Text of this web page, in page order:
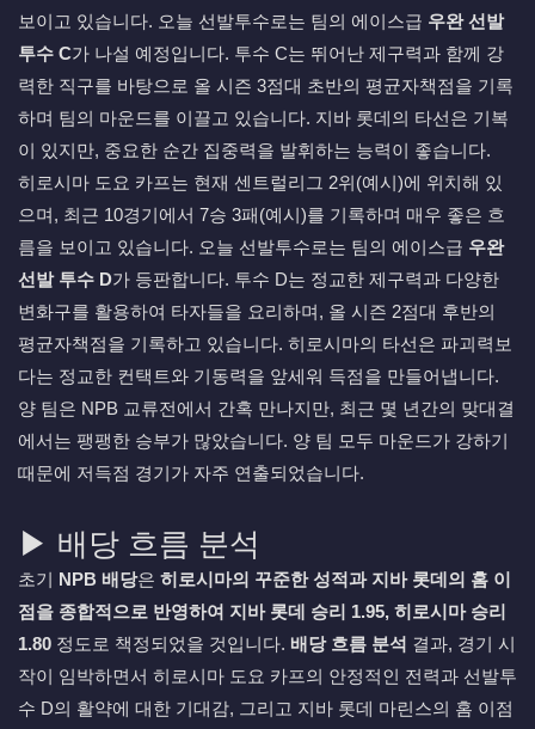
보이고 있습니다. 오늘 선발투수로는 팀의 에이스급 우완 선발
투수 C가 나설 예정입니다. 투수 C는 뛰어난 제구력과 함께 강
력한 직구를 바탕으로 올 시즌 3점대 초반의 평균자책점을 기록
하며 팀의 마운드를 이끌고 있습니다. 지바 롯데의 타선은 기복
이 있지만, 중요한 순간 집중력을 발휘하는 능력이 좋습니다.
히로시마 도요 카프는 현재 센트럴리그 2위(예시)에 위치해 있
으며, 최근 10경기에서 7승 3패(예시)를 기록하며 매우 좋은 흐
름을 보이고 있습니다. 오늘 선발투수로는 팀의 에이스급 우완
선발 투수 D가 등판합니다. 투수 D는 정교한 제구력과 다양한
변화구를 활용하여 타자들을 요리하며, 올 시즌 2점대 후반의
평균자책점을 기록하고 있습니다. 히로시마의 타선은 파괴력보
다는 정교한 컨택트와 기동력을 앞세워 득점을 만들어냅니다.
양 팀은 NPB 교류전에서 간혹 만나지만, 최근 몇 년간의 맞대결
에서는 팽팽한 승부가 많았습니다. 양 팀 모두 마운드가 강하기
때문에 저득점 경기가 자주 연출되었습니다.
▶ 배당 흐름 분석
초기 NPB 배당은 히로시마의 꾸준한 성적과 지바 롯데의 홈 이
점을 종합적으로 반영하여 지바 롯데 승리 1.95, 히로시마 승리
1.80 정도로 책정되었을 것입니다. 배당 흐름 분석 결과, 경기 시
작이 임박하면서 히로시마 도요 카프의 안정적인 전력과 선발투
수 D의 활약에 대한 기대감, 그리고 지바 롯데 마린스의 홈 이점